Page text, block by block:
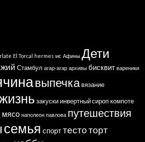
El Torcal hermes wc Афины Дети
Стамбул агар-агар архивы бисквит вареники
выпечка вязание
закуски инвертный сироп компоте
мясо наполеон павлова путешествия
семья спорттестоторт